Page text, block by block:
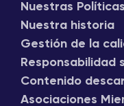
Nuestras
Nuestra historia
Gestión de la
Responsabilidad
Contenido
Asociaciones